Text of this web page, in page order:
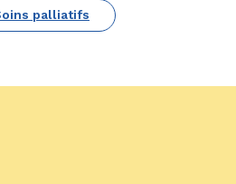
palliatifs